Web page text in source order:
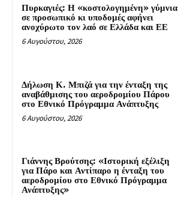
Πυρκαγιές: Η «κοστολογημένη» γύμνια
σε προσωπικό κι υποδομές αφήνει
ανοχύρωτο τον λαό σε Ελλάδα και ΕΕ
6 Αυγούστου, 2026
Δήλωση Κ. Μπιζά για την ένταξη της
αναβάθμισης του αεροδρομίου Πάρου
στο Εθνικό Πρόγραμμα Ανάπτυξης
6 Αυγούστου, 2026
Γιάννης Βρούτσης: «Ιστορική εξέλιξη
για Πάρο και Αντίπαρο η ένταξη του
αεροδρομίου στο Εθνικό Πρόγραμμα
Ανάπτυξης»